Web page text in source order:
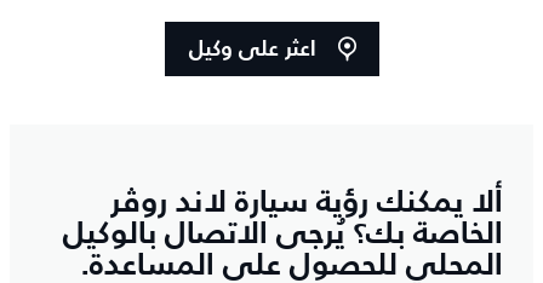
اعثر على وكيل
ألا يمكنك رؤية سيارة لاند روڤر
الخاصة بك؟ يُرجى الاتصال بالوكيل
المحلي للحصول على المساعدة.